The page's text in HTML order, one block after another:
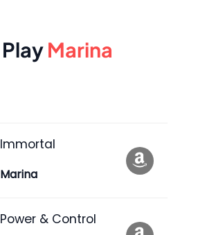
PlayMarina
Immortal
Marina
Power & Control